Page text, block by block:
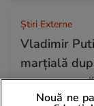
Știri Externe
Vladimir
marțială
se
Nouă ne